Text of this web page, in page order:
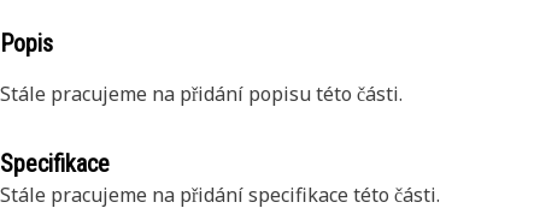
Popis
Stále pracujeme na přidání popisu této části.
Specifikace
Stále pracujeme na přidání specifikace této části.